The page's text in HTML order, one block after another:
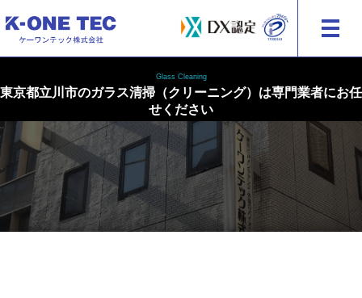
建物・外装の総合メンテナンス ケーワンテック株式会社
Glass Cleaning
東京都立川市のガラス清掃（クリーニング）は専門業者にお任
せください